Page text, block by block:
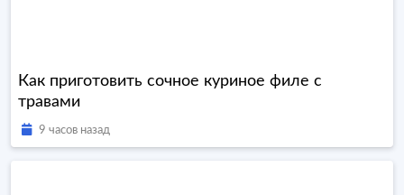
Как приготовить сочное куриное филе с
травами
9 часов назад